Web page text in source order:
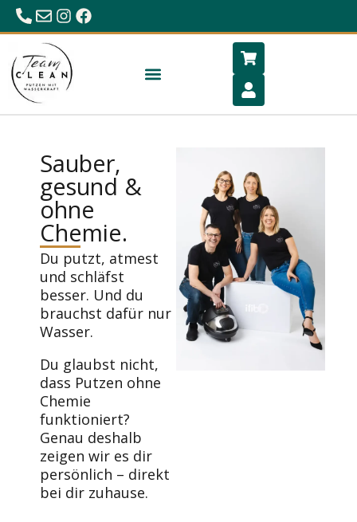
0680/23 86 984
office@hygiene-schlafen.com
Sauber,
gesund &
ohne
Chemie.
Du putzt, atmest
und schläfst
besser. Und du
brauchst dafür nur
Wasser.
Du glaubst nicht,
dass Putzen ohne
Chemie
funktioniert?
Genau deshalb
zeigen wir es dir
persönlich – direkt
bei dir zuhause.